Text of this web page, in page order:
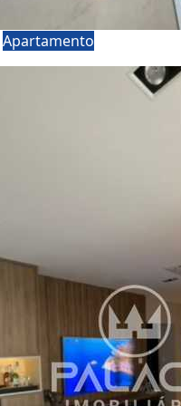
Apartamento